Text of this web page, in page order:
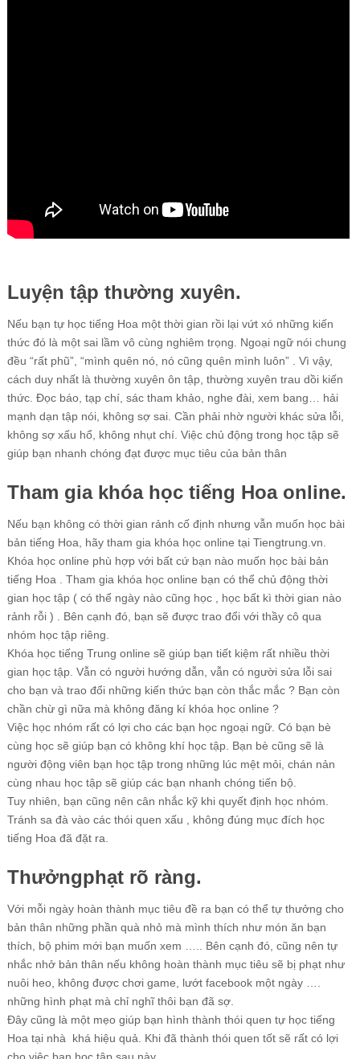
Luyện tập thường xuyên.
Nếu bạn tự học tiếng Hoa một thời gian rồi lại vứt xó những kiến
thức đó là một sai lầm vô cùng nghiêm trọng. Ngoại ngữ nói chung
đều “rất phũ”, “mình quên nó, nó cũng quên mình luôn” . Vì vậy,
cách duy nhất là thường xuyên ôn tập, thường xuyên trau dồi kiến
thức. Đọc báo, tạp chí, sác tham khảo, nghe đài, xem bang… hải
mạnh dạn tập nói, không sợ sai. Cần phải nhờ người khác sửa lỗi,
không sợ xấu hổ, không nhụt chí. Việc chủ động trong học tập sẽ
giúp bạn nhanh chóng đạt được mục tiêu của bản thân
Tham gia khóa học tiếng Hoa online.
Nếu bạn không có thời gian rảnh cố định nhưng vẫn muốn học bài
bản tiếng Hoa, hãy tham gia khóa học online tại Tiengtrung.vn.
Khóa học online phù hợp với bất cứ bạn nào muốn học bài bản
tiếng Hoa . Tham gia khóa học online bạn có thể chủ động thời
gian học tập ( có thể ngày nào cũng học , học bất kì thời gian nào
rảnh rỗi ) . Bên cạnh đó, bạn sẽ được trao đổi với thầy cô qua
nhóm học tập riêng.
Khóa học tiếng Trung online sẽ giúp bạn tiết kiệm rất nhiều thời
gian học tập. Vẫn có người hướng dẫn, vẫn có người sửa lỗi sai
cho bạn và trao đổi những kiến thức bạn còn thắc mắc ? Bạn còn
chần chừ gì nữa mà không đăng kí khóa học online ?
Việc học nhóm rất có lợi cho các bạn học ngoại ngữ. Có bạn bè
cùng học sẽ giúp bạn có không khí học tập. Bạn bè cũng sẽ là
người động viên bạn học tập trong những lúc mệt mỏi, chán nản
cùng nhau học tập sẽ giúp các bạn nhanh chóng tiến bộ.
Tuy nhiên, bạn cũng nên cân nhắc kỹ khi quyết định học nhóm.
Tránh sa đà vào các thói quen xấu , không đúng mục đích học
tiếng Hoa đã đặt ra.
Thưởngphạt rõ ràng.
Với mỗi ngày hoàn thành mục tiêu đề ra bạn có thể tự thưởng cho
bản thân những phần quà nhỏ mà mình thích như món ăn bạn
thích, bộ phim mới bạn muốn xem ….. Bên cạnh đó, cũng nên tự
nhắc nhở bản thân nếu không hoàn thành mục tiêu sẽ bị phạt như
nuôi heo, không được chơi game, lướt facebook một ngày ….
những hình phạt mà chỉ nghĩ thôi bạn đã sợ.
Đây cũng là một mẹo giúp bạn hình thành thói quen tự học tiếng
Hoa tại nhà khá hiệu quả. Khi đã thành thói quen tốt sẽ rất có lợi